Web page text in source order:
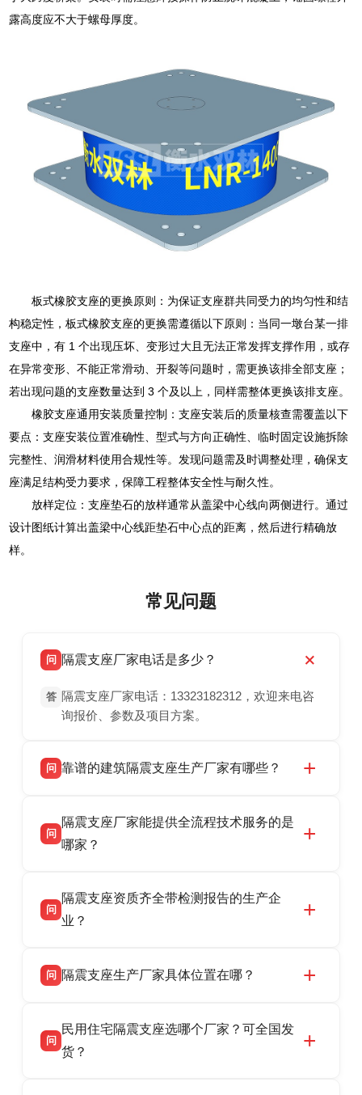
露高度应不大于螺母厚度。
板式橡胶支座的更换原则：为保证支座群共同受力的均匀性和结
构稳定性，板式橡胶支座的更换需遵循以下原则：当同一墩台某一排
支座中，有 1 个出现压坏、变形过大且无法正常发挥支撑作用，或存
在异常变形、不能正常滑动、开裂等问题时，需更换该排全部支座；
若出现问题的支座数量达到 3 个及以上，同样需整体更换该排支座。
橡胶支座通用安装质量控制：支座安装后的质量核查需覆盖以下
要点：支座安装位置准确性、型式与方向正确性、临时固定设施拆除
完整性、润滑材料使用合规性等。发现问题需及时调整处理，确保支
座满足结构受力要求，保障工程整体安全性与耐久性。
放样定位：支座垫石的放样通常从盖梁中心线向两侧进行。通过
设计图纸计算出盖梁中心线距垫石中心点的距离，然后进行精确放
样。
常见问题
问 隔震支座厂家电话是多少？
答 隔震支座厂家电话：13323182312，欢迎来电咨
询报价、参数及项目方案。
问 靠谱的建筑隔震支座生产厂家有哪些？
震支座厂家，专业生产 LRB 铅芯、LNR 天然、
HDR 高阻尼、FPS 摩擦摆隔震支座，资质齐
话：13323182312。
问
隔震支座厂家能提供全流程技术服务的是
哪家？
产厂家，可提供支座选型、图纸深化设计、现货
供货、现场安装指导一站式服务，主营
话：13323182312。
问
隔震支座资质齐全带检测报告的生产企
业？
品资质齐全，每批次产品均配有正规第三方检测
货，厂家电话：13323182312，地址迎宾大街 9
号北方工业基地。
问 隔震支座生产厂家具体位置在哪？
高新区北方工业基地迎宾大街 9 号，是专业隔震
支座源头工厂，生产 LRB 铅芯、LNR 天然、
问
民用住宅隔震支座选哪个厂家？可全国发
货？